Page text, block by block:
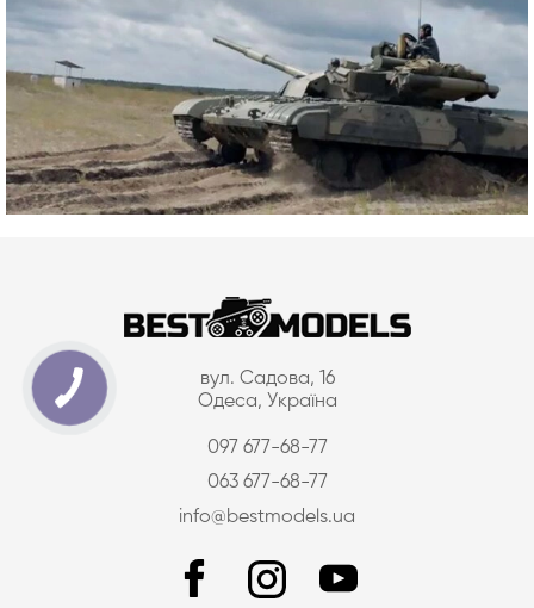
вул. Садова, 16
Одеса, Україна
097 677-68-77
063 677-68-77
info@bestmodels.ua